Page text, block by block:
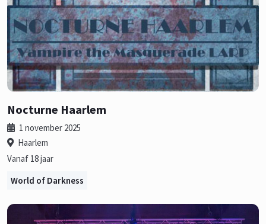
Nocturne Haarlem
1 november 2025
Haarlem
Vanaf 18 jaar
World of Darkness